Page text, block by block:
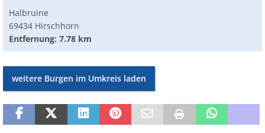
Halbruine
69434 Hirschhorn
Entfernung: 7.78 km
weitere Burgen im Umkreis laden